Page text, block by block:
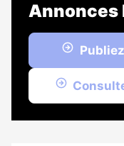
Annonces